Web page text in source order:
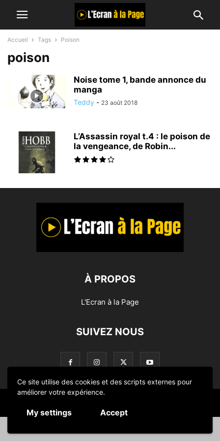
Ce site utilise des cookies et des scripts externes pour
améliorer votre expérience.
My settings Accept
Accueil Tags Poison
poison
Noise tome 1, bande annonce du
manga
Teddy - 23 août 2018
L’Assassin royal t.4 : le poison de
la vengeance, de Robin...
À PROPOS
L'Ecran à la Page
SUIVEZ NOUS